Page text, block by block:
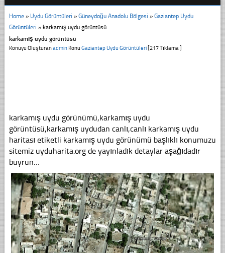
Home» Uydu Görüntüleri » Güneydoğu Anadolu Bölgesi » Gaziantep Uydu
Görüntüleri » karkamış uydu görüntüsü
karkamış uydu görüntüsü
Konuyu OluşturanadminKonu Gaziantep Uydu Görüntüleri[217 Tıklama ]
karkamış uydu görünümü,karkamış uydu
görüntüsü,karkamış uydudan canlı,canlı karkamış uydu
haritası etiketli karkamış uydu görünümü başlıklı konumuzu
sitemiz uyduharita.org de yayınladık detaylar aşağıdadır
buyrun…